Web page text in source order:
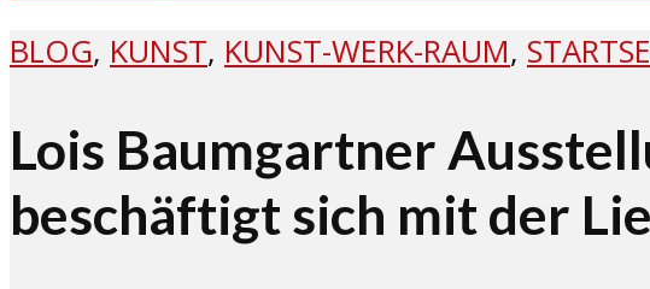
BLOG, KUNST, KUNST-WERK-RAUM,
Lois Baumgartner
beschäftigt sich mit der